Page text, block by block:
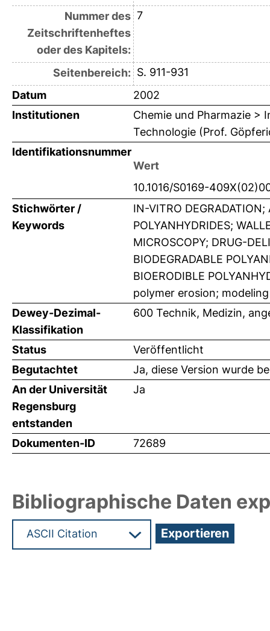
Nummer des
Zeitschriftenheftes
oder des Kapitels:
7
Seitenbereich: S. 911-931
Datum
2002
Institutionen
Chemie und Pharmazie >
Technologie (Prof.
Identifikationsnummer
Wert
10.1016/S0169-
Stichwörter /
Keywords
IN-VITRO
POLYANHYDRIDES;
MICROSCOPY; DRUG-
BIODEGRADABLE
BIOERODIBLE
polymer erosion; modeling
Dewey-Dezimal-
Klassifikation
600 Technik, Medizin,
Status
Veröffentlicht
Begutachtet
Ja, diese Version wurde
An der Universität
Regensburg
entstanden
Ja
Dokumenten-ID 72689
Bibliographische Daten